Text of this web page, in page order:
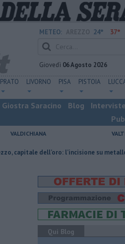
METEO: 24° 37°
Giovedì 06 Agosto 2026
PRATO LIVORNO PISA PISTOIA
Giostra Saracino Blog Interviste
VALDICHIANA
dell’oro: l’incisione su metallo tra
Qui Blog